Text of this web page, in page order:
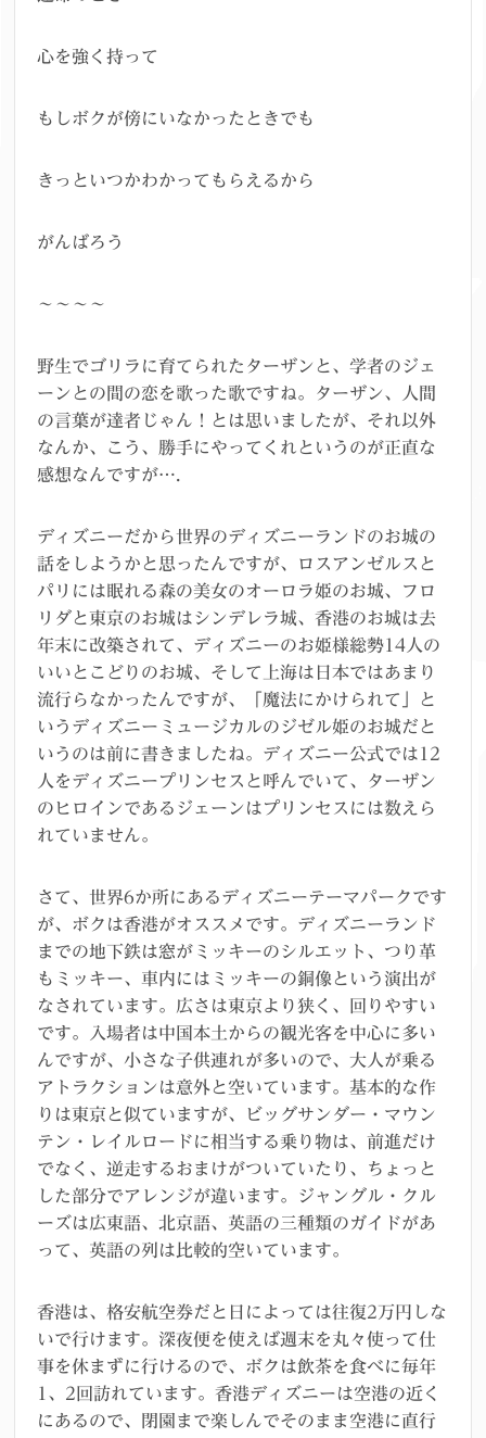
心を強く持って
もしボクが傍にいなかったときでも
きっといつかわかってもらえるから
がんばろう
～～～～
野生でゴリラに育てられたターザンと、学者のジェ
ーンとの間の恋を歌った歌ですね。ターザン、人間
の言葉が達者じゃん！とは思いましたが、それ以外
なんか、こう、勝手にやってくれというのが正直な
感想なんですが….
ディズニーだから世界のディズニーランドのお城の
話をしようかと思ったんですが、ロスアンゼルスと
パリには眠れる森の美女のオーロラ姫のお城、フロ
リダと東京のお城はシンデレラ城、香港のお城は去
年末に改築されて、ディズニーのお姫様総勢14人の
いいとこどりのお城、そして上海は日本ではあまり
流行らなかったんですが、「魔法にかけられて」と
いうディズニーミュージカルのジゼル姫のお城だと
いうのは前に書きましたね。ディズニー公式では12
人をディズニープリンセスと呼んでいて、ターザン
のヒロインであるジェーンはプリンセスには数えら
れていません。
さて、世界6か所にあるディズニーテーマパークです
が、ボクは香港がオススメです。ディズニーランド
までの地下鉄は窓がミッキーのシルエット、つり革
もミッキー、車内にはミッキーの銅像という演出が
なされています。広さは東京より狭く、回りやすい
です。入場者は中国本土からの観光客を中心に多い
んですが、小さな子供連れが多いので、大人が乗る
アトラクションは意外と空いています。基本的な作
りは東京と似ていますが、ビッグサンダー・マウン
テン・レイルロードに相当する乗り物は、前進だけ
でなく、逆走するおまけがついていたり、ちょっと
した部分でアレンジが違います。ジャングル・クル
ーズは広東語、北京語、英語の三種類のガイドがあ
って、英語の列は比較的空いています。
香港は、格安航空券だと日によっては往復2万円しな
いで行けます。深夜便を使えば週末を丸々使って仕
事を休まずに行けるので、ボクは飲茶を食べに毎年
1、2回訪れています。香港ディズニーは空港の近く
にあるので、閉園まで楽しんでそのまま空港に直行